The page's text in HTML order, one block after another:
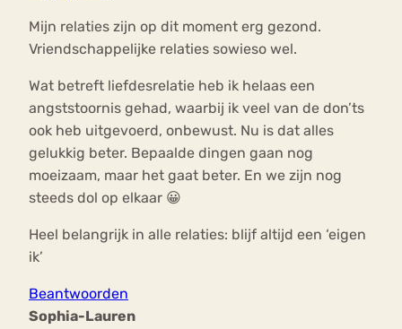
Mijn relaties zijn op dit moment erg gezond.
Vriendschappelijke relaties sowieso wel.
Wat betreft liefdesrelatie heb ik helaas een
angststoornis gehad, waarbij ik veel van de don’ts
ook heb uitgevoerd, onbewust. Nu is dat alles
gelukkig beter. Bepaalde dingen gaan nog
moeizaam, maar het gaat beter. En we zijn nog
steeds dol op elkaar 😀
Heel belangrijk in alle relaties: blijf altijd een ‘eigen
ik’
Beantwoorden
Sophia-Lauren